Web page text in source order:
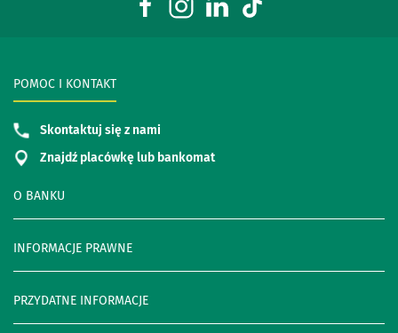
O BANKU
INFORMACJE PRAWNE
PRZYDATNE INFORMACJE
POMOC I KONTAKT
Skontaktuj się z nami
Znajdź placówkę lub bankomat